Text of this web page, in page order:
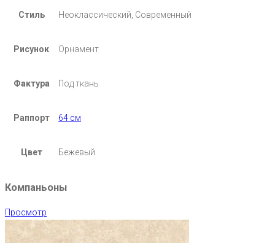
Стиль Неоклассический, Современный
Рисунок Орнамент
Фактура Под ткань
Раппорт 64 см
Цвет Бежевый
Компаньоны
Просмотр